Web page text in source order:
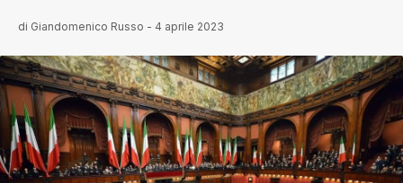
di Giandomenico Russo - 4 aprile 2023